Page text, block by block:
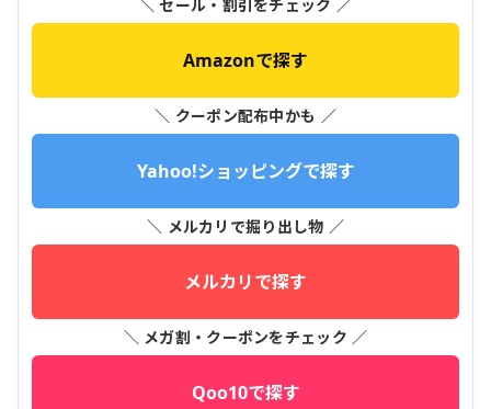
＼ セール・割引をチェック ／
Amazonで探す
＼ クーポン配布中かも ／
Yahoo!ショッピングで探す
＼ メルカリで掘り出し物 ／
メルカリで探す
＼ メガ割・クーポンをチェック ／
Qoo10で探す